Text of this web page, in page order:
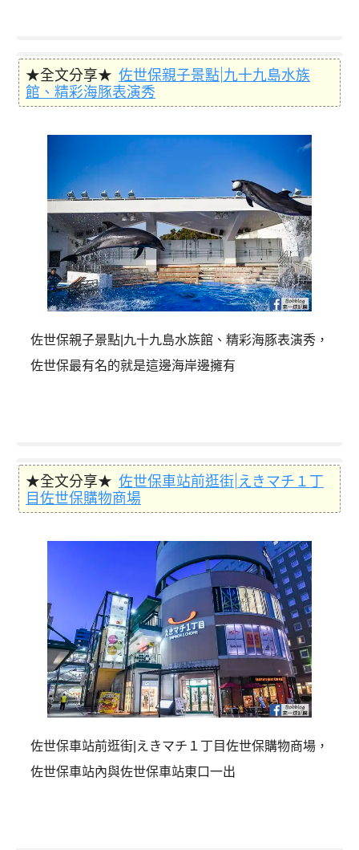
★全文分享★ 佐世保親子景點|九十九島水族
館、精彩海豚表演秀
佐世保親子景點|九十九島水族館、精彩海豚表演秀，
佐世保最有名的就是這邊海岸邊擁有
★全文分享★ 佐世保車站前逛街|えきマチ１丁
目佐世保購物商場
佐世保車站前逛街|えきマチ１丁目佐世保購物商場，
佐世保車站內與佐世保車站東口一出